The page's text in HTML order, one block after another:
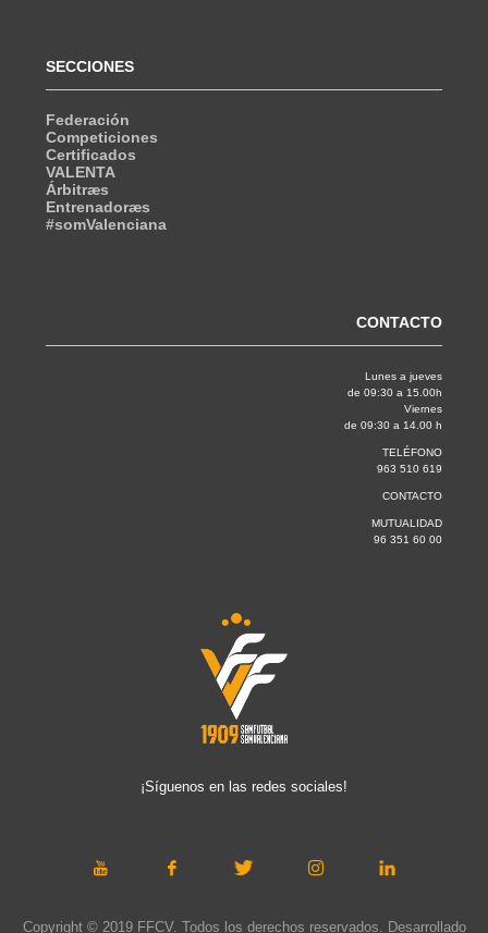
SECCIONES
Federación
Competiciones
Certificados
VALENTA
Árbitræs
Entrenadoræs
#somValenciana
CONTACTO
Lunes a jueves
de 09:30 a 15.00h
Viernes
de 09:30 a 14.00 h
TELÉFONO
963 510 619
CONTACTO
MUTUALIDAD
96 351 60 00
¡Síguenos en las redes sociales!
Copyright © 2019 FFCV. Todos los derechos reservados. Desarrollado